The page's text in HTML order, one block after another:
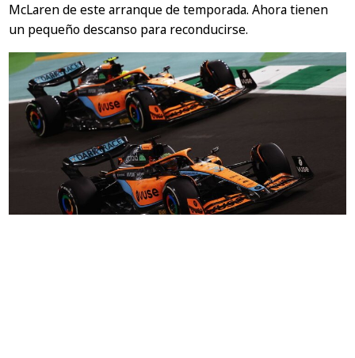
McLaren de este arranque de temporada. Ahora tienen
un pequeño descanso para reconducirse.